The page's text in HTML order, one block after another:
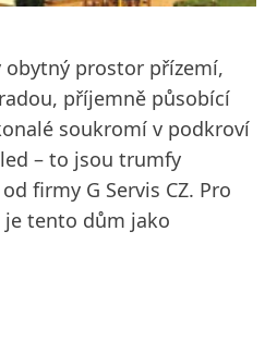
prostor přízemí,
příjemně působící
soukromí v podkroví
– to jsou trumfy
firmy G Servis CZ. Pro
tento dům jako